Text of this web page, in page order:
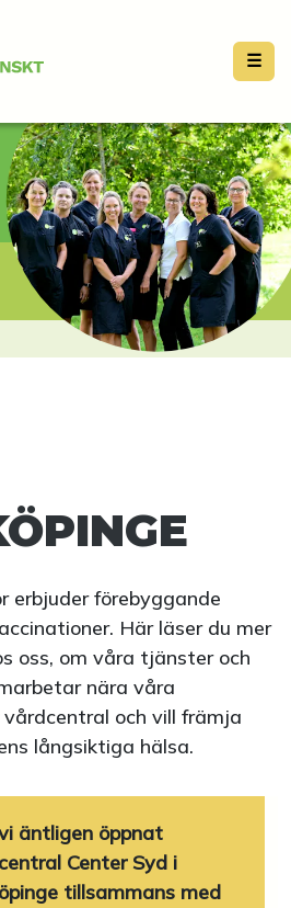
☰
erbjuder förebyggande
Här läser du mer
oss, om våra tjänster och
nära våra
och vill främja
långsiktiga hälsa.
äntligen öppnat
Center Syd i
tillsammans med